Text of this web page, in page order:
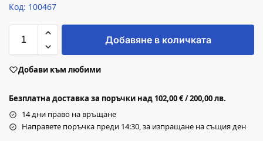
Код: 100467
Добавяне в количката
Добави към любими
Безплатна доставка за поръчки над 102,00 € / 200,00 лв.
14 дни право на връщане
Направете поръчка преди 14:30, за изпращане на същия ден